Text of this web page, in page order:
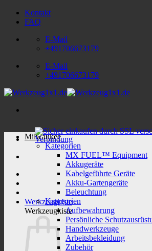
Zum
Inhalt
Kontakt
FAQ
E-Mail
+491706673179
E-Mail
+491706673179
Werkzeugkiste
Werkzeugkiste
Milwaukee
Kategorien
MX FUEL™ Equipment
Akkugeräte
Kabelgeführte Geräte
Akku-Gartengeräte
Beleuchtung
Kategorien
Aufbewahrung
Persönliche
Handwerkzeuge
Arbeitsbekleidung
Zubehör